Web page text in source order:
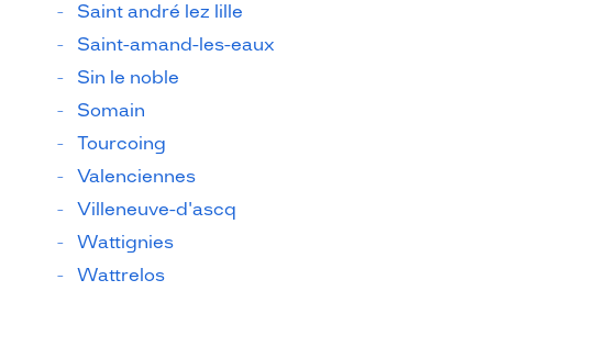
Saint andré lez lille
Saint-amand-les-eaux
Sin le noble
Somain
Tourcoing
Valenciennes
Villeneuve-d'ascq
Wattignies
Wattrelos